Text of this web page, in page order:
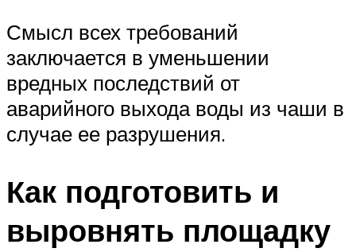
Смысл всех требований
заключается в уменьшении
вредных последствий от
аварийного выхода воды из чаши в
случае ее разрушения.
Как подготовить и
выровнять площадку